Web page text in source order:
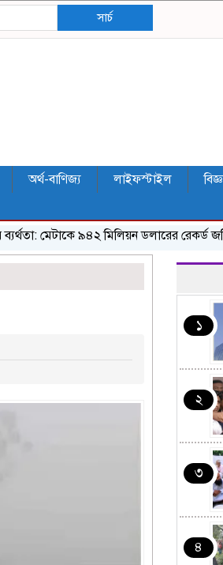
সার্চ
অর্থ-বাণিজ্য লাইফস্টাইল
মেটাকে ৯৪২ মিলিয়ন ডলারের রেকর্ড
১
২
৩
৪